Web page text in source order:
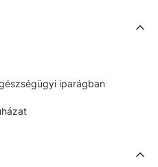
A hosszú fogantyúk
való hordást, és a
nagyobb terhelést is
lélegző és
iparágban